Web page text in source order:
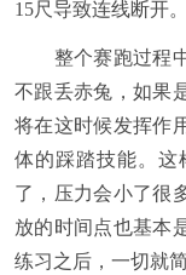
15尺导致连线断开。
整个赛跑过程中
不跟丢赤兔，如果
将在这时候发挥作
体的踩踏技能。这
了，压力会小了很
放的时间点也基本
练习之后，一切就